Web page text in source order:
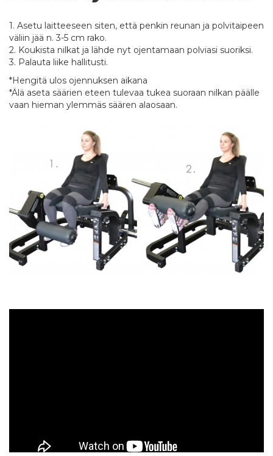
1. Asetu laitteeseen siten, että penkin reunan ja polvitaipeen
väliin jää n. 3-5 cm rako.
2. Koukista nilkat ja lähde nyt ojentamaan polviasi suoriksi.
3. Palauta liike hallitusti.
*Hengitä ulos ojennuksen aikana
*Älä aseta säärien eteen tulevaa tukea suoraan nilkan päälle
vaan hieman ylemmäs säären alaosaan.